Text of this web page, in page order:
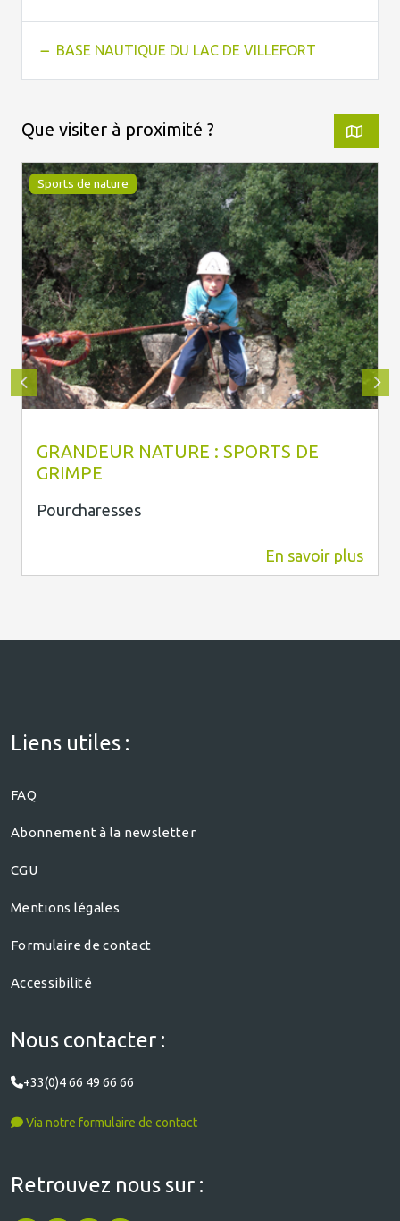
BASE NAUTIQUE DU LAC DE VILLEFORT
Que visiter à proximité ?
Sports de nature
GRANDEUR NATURE : SPORTS DE
GRIMPE
Pourcharesses
En savoir plus
Liens utiles :
FAQ
Abonnement à la newsletter
CGU
Mentions légales
Formulaire de contact
Accessibilité
Nous contacter :
+33(0)4 66 49 66 66
Via notre formulaire de contact
Retrouvez nous sur :